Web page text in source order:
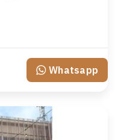
Whatsapp